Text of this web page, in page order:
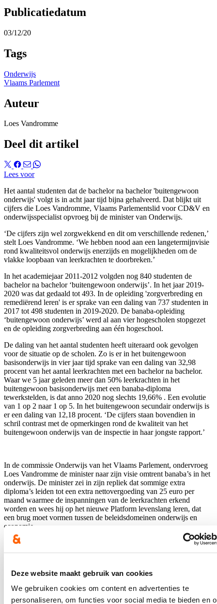
Deze website maakt gebruik van cookies
We gebruiken cookies om content en advertenties te
personaliseren, om functies voor social media te bieden en
Publicatiedatum
03/12/20
Tags
Onderwijs
Vlaams Parlement
Auteur
Loes Vandromme
Deel dit artikel
Lees voor
Het aantal studenten dat de bachelor na bachelor 'buitengewoon
onderwijs' volgt is in acht jaar tijd bijna gehalveerd. Dat blijkt uit
cijfers die Loes Vandromme, Vlaams Parlementslid voor CD&V en
onderwijsspecialist opvroeg bij de minister van Onderwijs.
‘De cijfers zijn wel zorgwekkend en dit om verschillende redenen,’
stelt Loes Vandromme. ‘We hebben nood aan een langetermijnvisie
rond kwaliteitsvol onderwijs enerzijds en mogelijkheden om de
vlakke loopbaan van leerkrachten te doorbreken.’
In het academiejaar 2011-2012 volgden nog 840 studenten de
bachelor na bachelor ‘buitengewoon onderwijs’. In het jaar 2019-
2020 was dat gedaald tot 493. In de opleiding 'zorgverbreding en
remediërend leren' is er sprake van een daling van 737 studenten in
2017 tot 498 studenten in 2019-2020. De banaba-opleiding
‘buitengewoon onderwijs’ werd al aan vier hogescholen stopgezet
en de opleiding zorgverbreding aan één hogeschool.
De daling van het aantal studenten heeft uiteraard ook gevolgen
voor de situatie op de scholen. Zo is er in het buitengewoon
basisonderwijs in vier jaar tijd sprake van een daling van 32,98
procent van het aantal leerkrachten met een bachelor na bachelor.
Waar we 5 jaar geleden meer dan 50% leerkrachten in het
buitengewoon basisonderwijs met een banaba-diploma
tewerkstelden, is dat anno 2020 nog slechts 19,66% . Een evolutie
van 1 op 2 naar 1 op 5. In het buitengewoon secundair onderwijs is
er een daling van 12,18 procent. ‘De cijfers staan bovendien in
schril contrast met de opmerkingen rond de kwaliteit van het
buitengewoon onderwijs van de inspectie in haar jongste rapport.’
In de commissie Onderwijs van het Vlaams Parlement, ondervroeg
Loes Vandromme de minister naar zijn visie omtrent banaba’s in het
onderwijs. De minister zei in zijn repliek dat sommige extra
diploma’s leiden tot een extra nettovergoeding van 25 euro per
maand waarmee de inspanningen van de leerkrachten erkend
worden en wees hij op het nieuwe Platform levenslang leren, dat
een brug moet vormen tussen de beleidsdomeinen onderwijs en
economie.
‘Maar we moeten op zoek naar manieren om leerkrachten daartoe
nog meer te stimuleren. Dienstvrijstelling is er één van,
bijvoorbeeld. Bovendien is vorming en opleiding ook een manier